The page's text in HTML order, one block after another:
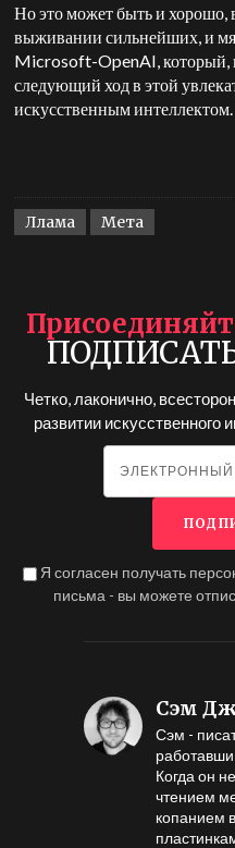
Но это может быть и хорошо,
выживании сильнейших, и
Microsoft-OpenAI, который,
следующий ход в этой
искусственным интеллектом.
Ллама Мета
Четко, лаконично,
развитии
Я согласен получать
письма - вы можете
Сэм
Сэм -
Когда он
чтением
копанием